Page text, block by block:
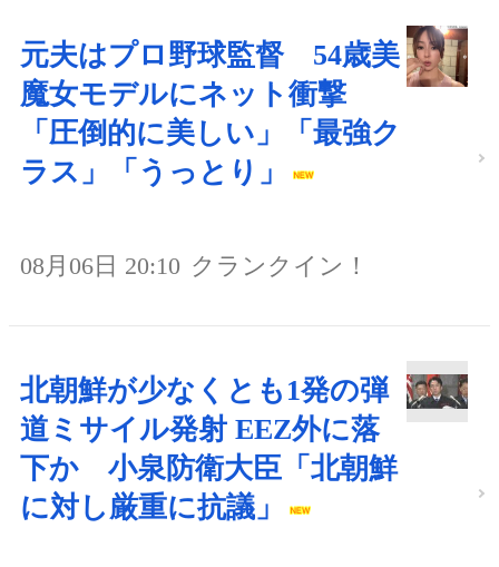
元夫はプロ野球監督 54歳美
魔女モデルにネット衝撃
「圧倒的に美しい」「最強ク
ラス」「うっとり」
08月06日 20:10 クランクイン！
北朝鮮が少なくとも1発の弾
道ミサイル発射 EEZ外に落
下か 小泉防衛大臣「北朝鮮
に対し厳重に抗議」